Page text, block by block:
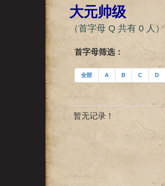
大元帅级
（首字母 Q 共有 0 人）
首字母筛选：
全部 A B C D
暂无记录！